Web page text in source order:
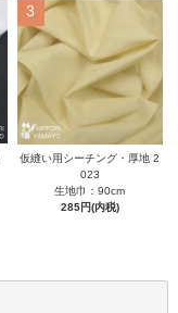
3
仮縫い用シーチング・厚地 2
023
生地巾：90cm
285円(内税)